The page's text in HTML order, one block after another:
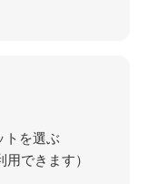
トを選ぶ
できます）